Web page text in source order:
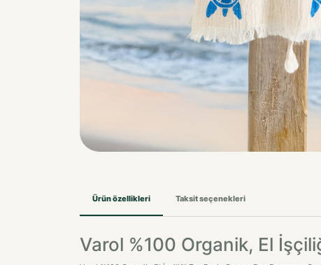
Ürün özellikleri Taksit seçenekleri
Varol %100 Organik, El